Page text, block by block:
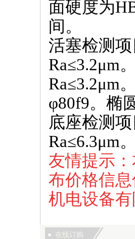
面硬度为
间。
活塞检测
Ra≤3.2μm
Ra≤3.2μm
φ80f9。椭
底座检测
Ra≤6.3μm
友情提示
布价格信
机电设备
在线订购